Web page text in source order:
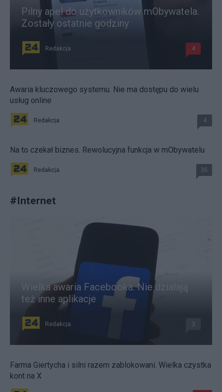
Pilny apel do użytkowników mObywatela.
Zostały ostatnie godziny
Redakcja 4
Awaria kluczowego systemu. Nie ma dostępu do wielu
usług online
Redakcja 4
Na to czekał biznes. Rewolucyjna funkcja w mObywatelu
Redakcja 35
#Internet
Wielka awaria Facebooka. Nie działają
też inne aplikacje
Redakcja 3
Farma Giertycha i silni razem zablokowani. Wielka czystka
kont na X